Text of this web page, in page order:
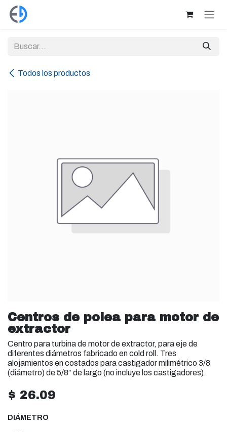
Ir al contenido
Todos los productos
Centros de polea para motor de
extractor
Centro para turbina de motor de extractor, para eje de
diferentes diámetros fabricado en cold roll. Tres
alojamientos en costados para castigador milimétrico 3/8
(diámetro) de 5/8” de largo (no incluye los castigadores).
$ 26.09
DIÁMETRO